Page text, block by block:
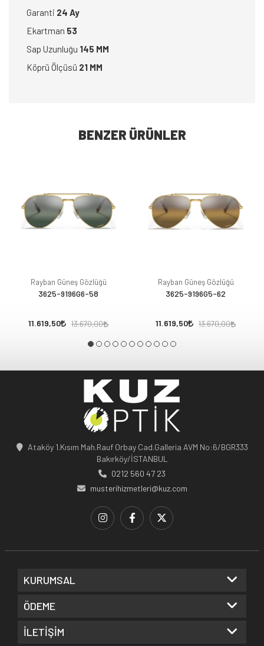
Garanti 24 Ay
Ekartman 53
Sap Uzunluğu 145 MM
Köprü Ölçüsü 21 MM
BENZER ÜRÜNLER
Rayban Güneş Gözlüğü
3625-9196G6-58
11.619,50 13.670,00
Rayban Güneş Gözlüğü
3625-9196G5-62
11.619,50 13.670,00
Ataköy 1.Kısım Mah.Rauf Orbay Cad.Galleria AVM No:6/BGR333
Bakırköy/İSTANBUL
0212 560 47 23
musterihizmetleri@kuz.com
KURUMSAL
ÖDEME
İLETİŞİM